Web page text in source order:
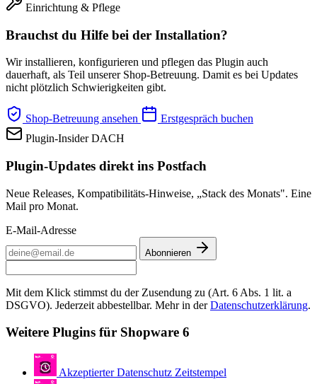
Einrichtung & Pflege
Brauchst du Hilfe bei der Installation?
Wir installieren, konfigurieren und pflegen das Plugin auch
dauerhaft, als Teil unserer Shop-Betreuung. Damit es bei Updates
nicht plötzlich Schwierigkeiten gibt.
Shop-Betreuung ansehen
Erstgespräch buchen
Plugin-Insider DACH
Plugin-Updates direkt ins Postfach
Neue Releases, Kompatibilitäts-Hinweise, „Stack des Monats". Eine
Mail pro Monat.
E-Mail-Adresse
Abonnieren
Mit dem Klick stimmst du der Zusendung zu (Art. 6 Abs. 1 lit. a
DSGVO). Jederzeit abbestellbar. Mehr in derDatenschutzerklärung.
Weitere Plugins für Shopware 6
Akzeptierter Datenschutz Zeitstempel